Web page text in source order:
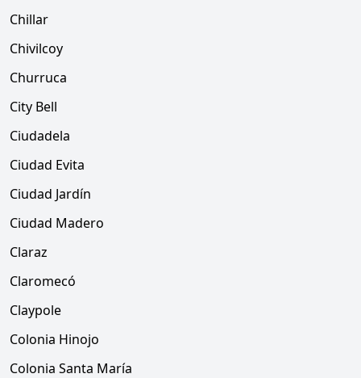
Chillar
Chivilcoy
Churruca
City Bell
Ciudadela
Ciudad Evita
Ciudad Jardín
Ciudad Madero
Claraz
Claromecó
Claypole
Colonia Hinojo
Colonia Santa María